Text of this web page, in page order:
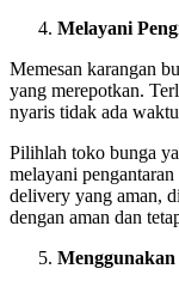
Melayani
Memesan karangan
yang merepotkan.
nyaris tidak ada
Pilihlah toko bunga
melayani
delivery yang aman,
dengan aman dan
Menggunakan